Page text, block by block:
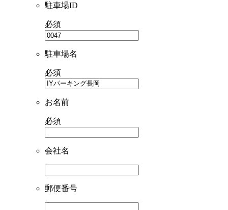
駐車場ID
必須
駐車場名
必須
お名前
必須
会社名
郵便番号